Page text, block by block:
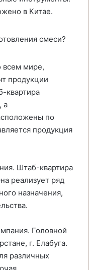
в Китае.
всем мире,
продукции
квартира
а
по
продукция
Штаб-квартира
реализует ряд
назначения,
Головной
г. Елабуга.
различных